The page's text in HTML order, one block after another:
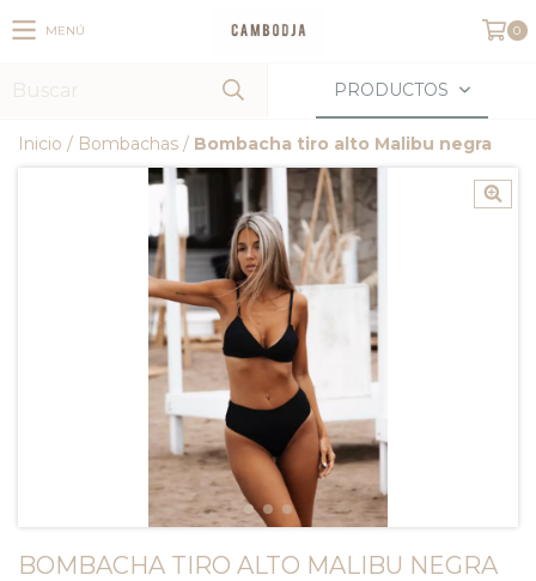
MENÚ 0
PRODUCTOS
Inicio / Bombachas / Bombacha tiro alto Malibu negra
BOMBACHA TIRO ALTO MALIBU NEGRA